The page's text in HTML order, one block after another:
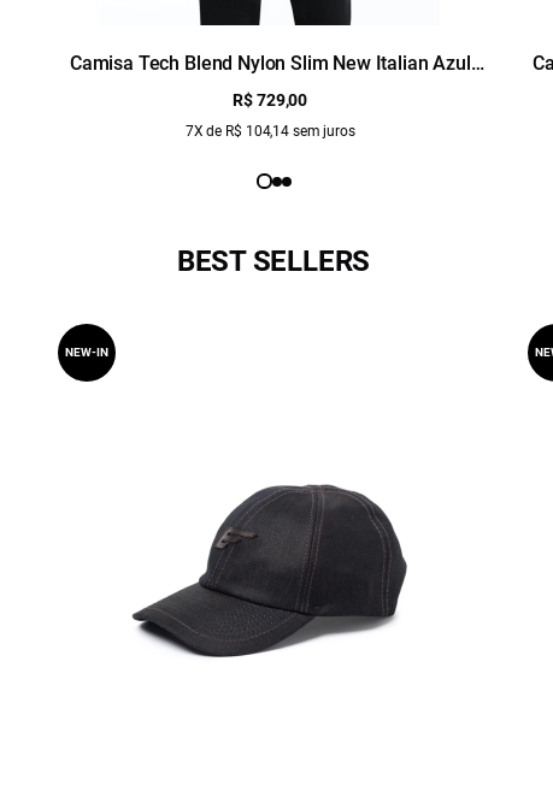
Camisa Tech Blend Nylon Slim New Italian Azul
Claro
R$ 729,00
7X de R$ 104,14 sem juros
BEST SELLERS
NEW-IN